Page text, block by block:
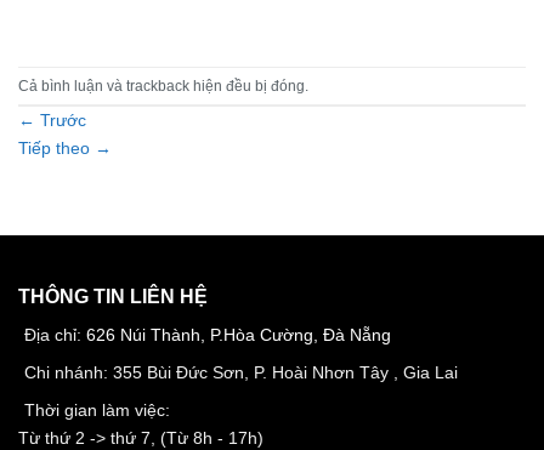
Cả bình luận và trackback hiện đều bị đóng.
← Trước
Tiếp theo →
THÔNG TIN LIÊN HỆ
Địa chỉ: 626 Núi Thành, P.Hòa Cường, Đà Nẵng
Chi nhánh: 355 Bùi Đức Sơn, P. Hoài Nhơn Tây , Gia Lai
Thời gian làm việc:
Từ thứ 2 -> thứ 7, (Từ 8h - 17h)